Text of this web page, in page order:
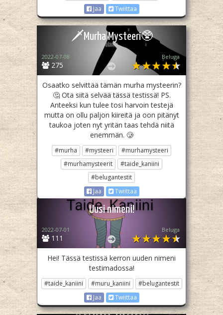
Jaa
Twiittaa
🗡️Murha Mysteeri🥸
275
2022-07-08 Beluga
Osaatko selvittää tämän murha mysteerin?
🤔 Ota siitä selvää tässä testissä! PS.
Anteeksi kun tulee tosi harvoin testejä
mutta on ollu paljon kiireitä ja oon pitänyt
taukoa joten nyt yritän taas tehdä niitä
enemmän. 🥲
#murha #mysteeri
#murhamysteeri
#murhamysteerit
#taide_kaniini
#belugantestit
Jaa
Twiittaa
Uusi nimeni!
111
2022-07-01 Beluga
Hei! Tässä testissä kerron uuden nimeni
testimadossa!
#taide_kaniini #muru_kaniini
#belugantestit
Jaa
Twiittaa